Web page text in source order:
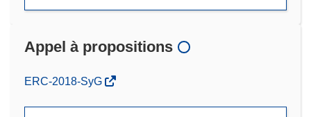
Appel à propositions
(s’ouvre
ERC-2018-SyG